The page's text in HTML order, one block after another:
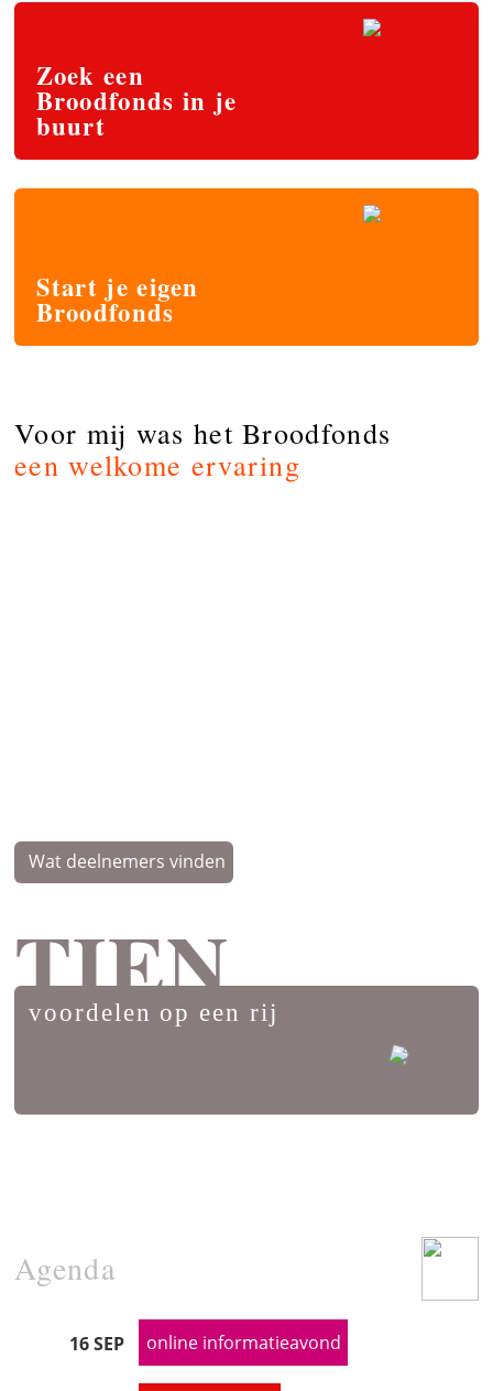
Zoek een
Broodfonds in je
buurt
Start je eigen
Broodfonds
Voor mij was het Broodfonds
een welkome ervaring
Wat deelnemers vinden
TIEN
voordelen op een rij
Agenda
16 SEP online informatieavond